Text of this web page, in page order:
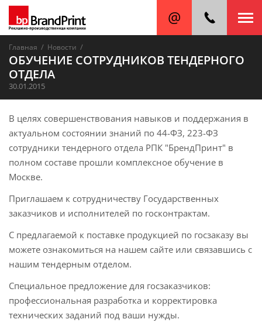
Главная / Новости /
ОБУЧЕНИЕ СОТРУДНИКОВ ТЕНДЕРНОГО
ОТДЕЛА
30.01.2015
В целях совершенствования навыков и поддержания в
актуальном состоянии знаний по 44-ФЗ, 223-ФЗ
сотрудники тендерного отдела РПК "БрендПринт" в
полном составе прошли комплексное обучение в
Москве.
Приглашаем к сотрудничеству Государственных
заказчиков и исполнителей по госконтрактам.
С предлагаемой к поставке продукцией по госзаказу вы
можете ознакомиться на нашем сайте или связавшись с
нашим тендерным отделом.
Специальное предложение для госзаказчиков:
профессиональная разработка и корректировка
технических заданий под ваши нужды.